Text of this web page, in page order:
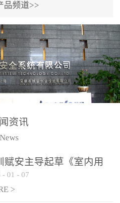
用了具有仲裁机制和冗余
校验的总线传输技术、线
路状态检测与保护技术、
后向光电感烟探测技术、
高可靠的系统抗干扰技术
等多项专利技术和专有技
警领域三十多年技术积累
和工程实践的结晶。
品频道>>
资讯
News
赋安主导起草《室内用
能电池技术规程》 正式
光伏新能源产业
- 01 - 07
>